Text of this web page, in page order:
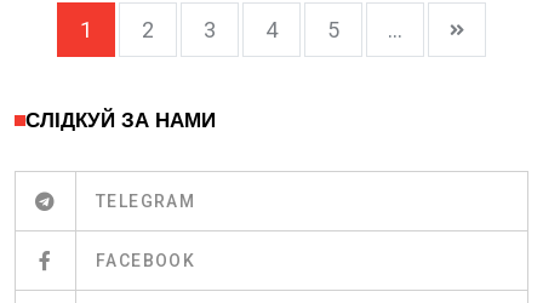
1 2 3 4 5 ...
СЛІДКУЙ ЗА НАМИ
TELEGRAM
FACEBOOK